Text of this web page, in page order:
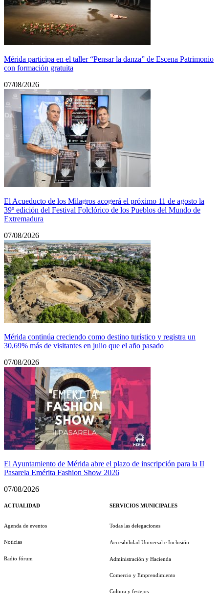
Mérida participa en el taller “Pensar la danza” de Escena Patrimonio
con formación gratuita
07/08/2026
El Acueducto de los Milagros acogerá el próximo 11 de agosto la
39º edición del Festival Folclórico de los Pueblos del Mundo de
Extremadura
07/08/2026
Mérida continúa creciendo como destino turístico y registra un
30,69% más de visitantes en julio que el año pasado
07/08/2026
El Ayuntamiento de Mérida abre el plazo de inscripción para la II
Pasarela Emérita Fashion Show 2026
07/08/2026
ACTUALIDAD
Agenda de eventos
Noticias
Radio fórum
SERVICIOS MUNICIPALES
Todas las delegaciones
Accesibilidad Universal e Inclusión
Administración y Hacienda
Comercio y Emprendimiento
Cultura y festejos